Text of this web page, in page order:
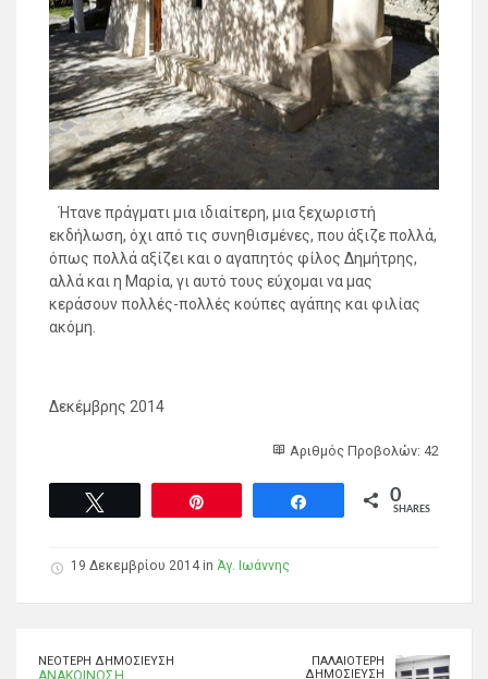
Ήτανε πράγματι μια ιδιαίτερη, μια ξεχωριστή
εκδήλωση, όχι από τις συνηθισμένες, που άξιζε πολλά,
όπως πολλά αξίζει και ο αγαπητός φίλος Δημήτρης,
αλλά και η Μαρία, γι αυτό τους εύχομαι να μας
κεράσουν πολλές-πολλές κούπες αγάπης και φιλίας
ακόμη.
Δεκέμβρης 2014
Αριθμός Προβολών: 42
0
SHARES
19 Δεκεμβρίου 2014 in Άγ. Ιωάννης
ΝΕΌΤΕΡΗ ΔΗΜΟΣΊΕΥΣΗ
ΑΝΑΚΟΙΝΩΣΗ
ΠΑΛΑΙΌΤΕΡΗ
ΔΗΜΟΣΊΕΥΣΗ